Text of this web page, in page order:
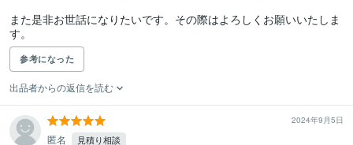
また是非お世話になりたいです。その際はよろしくお願いいたしま
す。
参考になった
出品者からの返信を読む
2024年9月5日
匿名 見積り相談